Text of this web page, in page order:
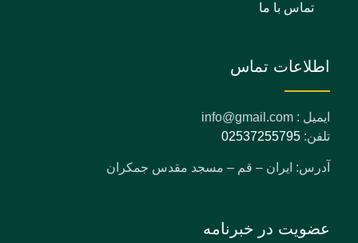
تماس با ما
اطلاعات تماس
ایمیل : info@gmail.com
تلفن: 02537255795
آدرس: ایران – قم – مسجد مقدس جمکران
عضویت در خبرنامه